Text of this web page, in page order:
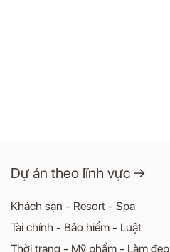
Dự án theo lĩnh vực →
Khách sạn - Resort - Spa
Tài chính - Bảo hiểm - Luật
Thời trang - Mỹ phẩm - Làm đẹp